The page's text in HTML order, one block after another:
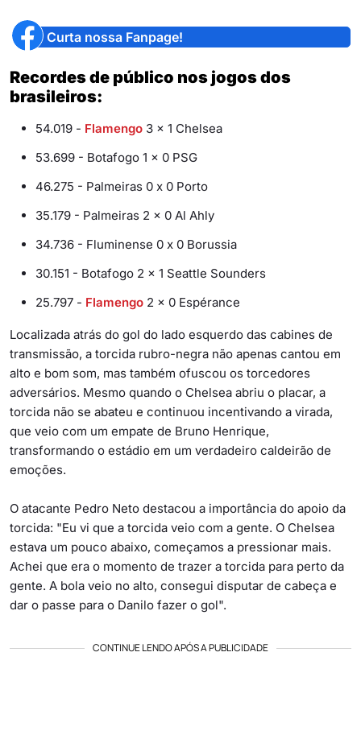
Curta nossa Fanpage!
Recordes de público nos jogos dos
brasileiros:
54.019 - Flamengo 3 x 1 Chelsea
53.699 - Botafogo 1 x 0 PSG
46.275 - Palmeiras 0 x 0 Porto
35.179 - Palmeiras 2 x 0 Al Ahly
34.736 - Fluminense 0 x 0 Borussia
30.151 - Botafogo 2 x 1 Seattle Sounders
25.797 - Flamengo 2 x 0 Espérance
Localizada atrás do gol do lado esquerdo das cabines de
transmissão, a torcida rubro-negra não apenas cantou em
alto e bom som, mas também ofuscou os torcedores
adversários. Mesmo quando o Chelsea abriu o placar, a
torcida não se abateu e continuou incentivando a virada,
que veio com um empate de Bruno Henrique,
transformando o estádio em um verdadeiro caldeirão de
emoções.
O atacante Pedro Neto destacou a importância do apoio da
torcida: "Eu vi que a torcida veio com a gente. O Chelsea
estava um pouco abaixo, começamos a pressionar mais.
Achei que era o momento de trazer a torcida para perto da
gente. A bola veio no alto, consegui disputar de cabeça e
dar o passe para o Danilo fazer o gol".
CONTINUE LENDO APÓS A PUBLICIDADE